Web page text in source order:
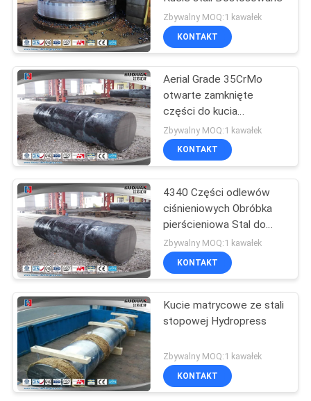
Forging
Open Die Forgings
Alloy Steel Forgings
Zbywalny MOQ:1 kawałek
KONTAKT
Aerial Grade 35CrMo
otwarte zamknięte
części do kucia
matrycowego z obróbką
het
Zbywalny MOQ:1 kawałek
KONTAKT
4340 Części odlewów
ciśnieniowych Obróbka
pierścieniowa Stal do
kucia matrycowego
Zbywalny MOQ:1 kawałek
KONTAKT
Kucie matrycowe ze stali
stopowej Hydropress
Zbywalny MOQ:1 kawałek
KONTAKT